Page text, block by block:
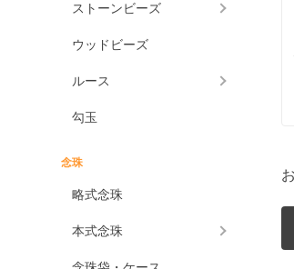
ストーンビーズ
ウッドビーズ
ルース
勾玉
念珠
略式念珠
本式念珠